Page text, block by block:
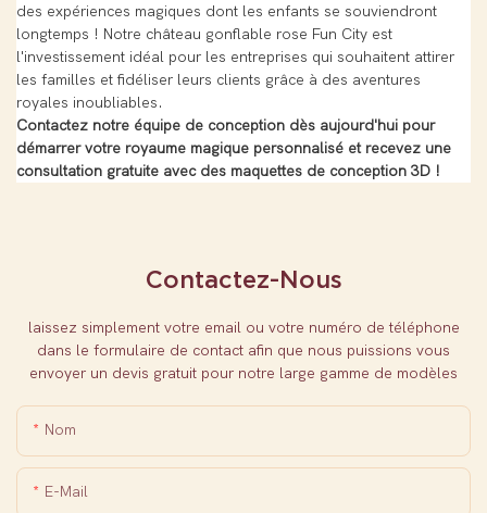
des expériences magiques dont les enfants se souviendront
longtemps ! Notre château gonflable rose Fun City est
l'investissement idéal pour les entreprises qui souhaitent attirer
les familles et fidéliser leurs clients grâce à des aventures
royales inoubliables.
Contactez notre équipe de conception dès aujourd'hui pour
démarrer votre royaume magique personnalisé et recevez une
consultation gratuite avec des maquettes de conception 3D !
Contactez-Nous
laissez simplement votre email ou votre numéro de téléphone
dans le formulaire de contact afin que nous puissions vous
envoyer un devis gratuit pour notre large gamme de modèles
Nom
E-Mail